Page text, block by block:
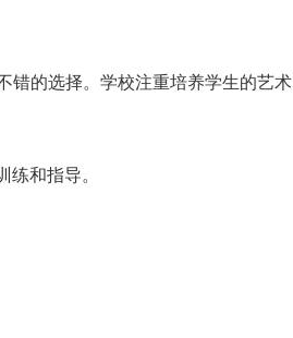
错的选择。学校注重培养学生的艺术
和指导。